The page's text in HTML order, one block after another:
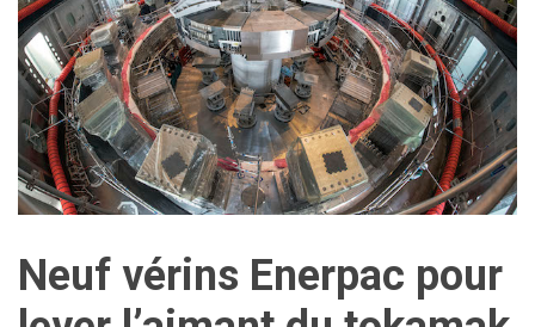
Neuf vérins Enerpac pour